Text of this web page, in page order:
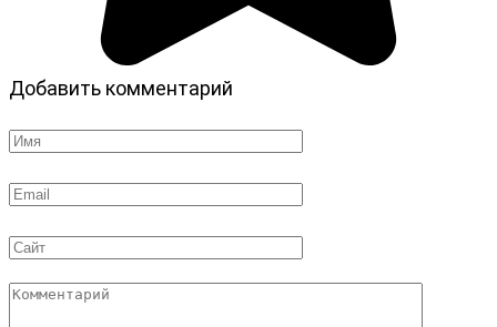
Добавить комментарий
Имя
Email
Сайт
Комментарий